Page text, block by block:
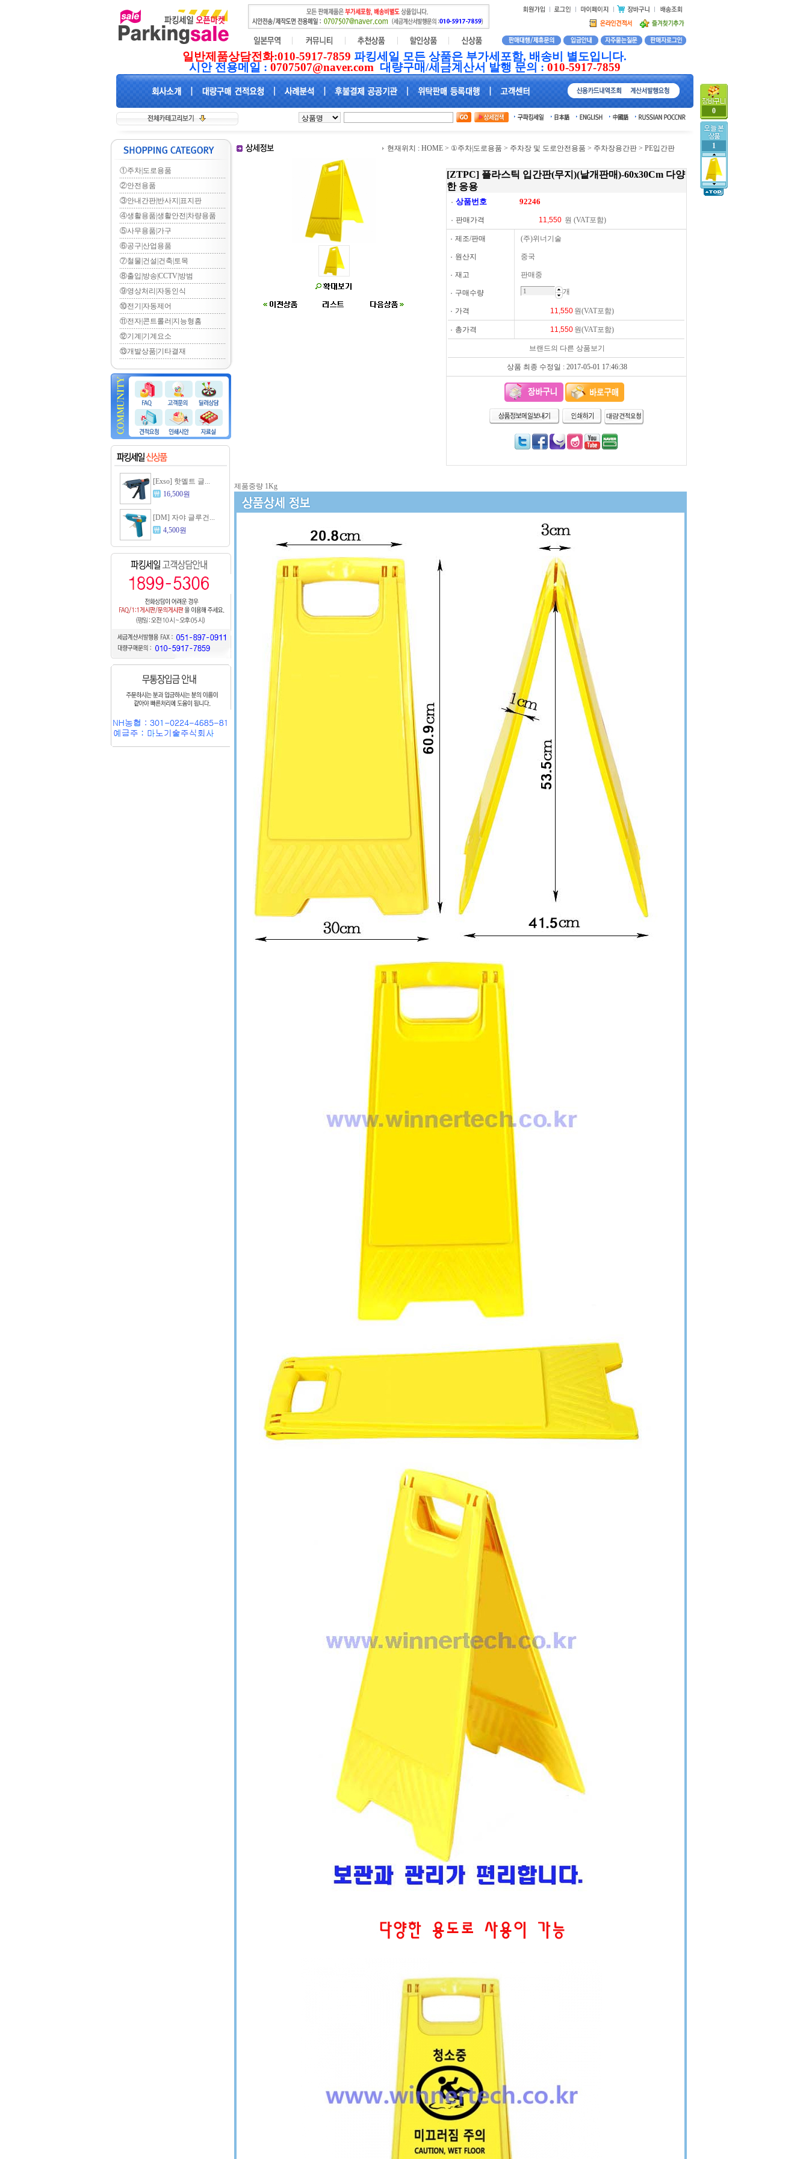
0
1
일반제품상담전화:010-5917-7859 파킹세일 모든 상품은 부가세포함, 배송비 별도입니다.
시안 전용메일 : 0707507@naver.com 대량구매/세금계산서 발행 문의 : 010-5917-7859
①주차|도로용품
②안전용품
③안내간판|반사지|표지판
④생활용품|생활안전|차량용품
⑤사무용품|가구
⑥공구|산업용품
⑦철물|건설|건축|토목
⑧출입|방송|CCTV|방범
⑨영상처리|자동인식
⑩전기|자동제어
⑪전자|콘트롤러|지능형홈
⑫기계|기계요소
⑬개발상품|기타결재
[Exso] 핫멜트 글...
16,500원
[DM] 자야 글루건...
4,500원
현재위치 : HOME > ①주차|도로용품 > 주차장 및 도로안전용품 > 주차장용간판 > PE입간판
[ZTPC] 플라스틱 입간판(무지)(낱개판매)-60x30Cm 다양
한 응용
상품번호 92246
판매가격 원 (VAT포함)
제조/판매 (주)위너기술
원산지 중국
재고 판매중
구매수량 개
가격 원(VAT포함)
총가격 원(VAT포함)
브랜드의 다른 상품보기
상품 최종 수정일 : 2017-05-01 17:46:38
제품중량 1Kg